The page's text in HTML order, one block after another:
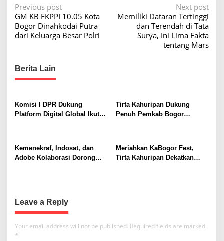
P
o
s
n
a
i
g
t
i
Previous post
GM KB FKPPI 10.05 Kota
Bogor Dinahkodai Putra
dari Keluarga Besar Polri
Next post
Memiliki Dataran Tertinggi
dan Terendah di Tata
Surya, Ini Lima Fakta
tentang Mars
Berita Lain
Komisi I DPR Dukung
Platform Digital Global Ikut
Tirta Kahuripan Dukung
Penuh Pemkab Bogor
Kemenekraf, Indosat, dan
Adobe Kolaborasi Dorong
Meriahkan KaBogor Fest,
Tirta Kahuripan Dekatkan
Leave a Reply
Your email address will not be published. Required fields are marked
*